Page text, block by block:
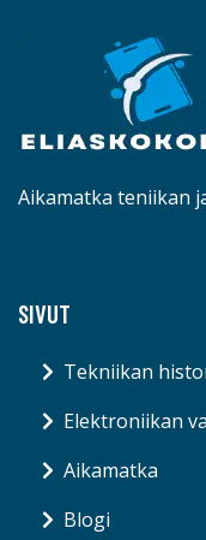
Aikamatka teniikan
SIVUT
Tekniikan
Elektroniikan
Aikamatka
Blogi